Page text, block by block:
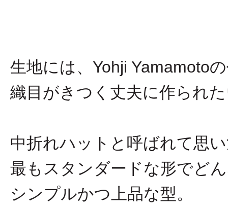
生地には、Yohji Yamamoto
織目がきつく丈夫に作られ
中折れハットと呼ばれて思
最もスタンダードな形でど
シンプルかつ上品な型。